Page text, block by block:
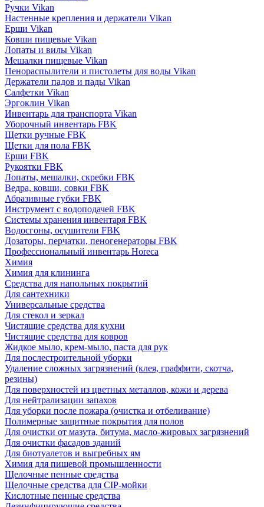
Ручки Vikan
Настенные крепления и держатели Vikan
Ерши Vikan
Ковши пищевые Vikan
Лопаты и вилы Vikan
Мешалки пищевые Vikan
Пенораспылители и пистолеты для воды Vikan
Держатели падов и пады Vikan
Салфетки Vikan
Эргоклин Vikan
Инвентарь для транспорта Vikan
Уборочный инвентарь FBK
Щетки ручные FBK
Щетки для пола FBK
Ерши FBK
Рукоятки FBK
Лопаты, мешалки, скребки FBK
Ведра, ковши, совки FBK
Абразивные губки FBK
Инструмент с водоподачей FBK
Системы хранения инвентаря FBK
Водосгоны, осушители FBK
Дозаторы, перчатки, пеногенераторы FBK
Профессиональный инвентарь Horeca
Химия
Химия для клининга
Средства для напольных покрытий
Для сантехники
Универсальные средства
Для стекол и зеркал
Чистящие средства для кухни
Чистящие средства для ковров
Жидкое мыло, крем-мыло, паста для рук
Для послестроительной уборки
Удаление сложных загрязнений (клея, граффити, скотча,
резины)
Для поверхностей из цветных металлов, кожи и дерева
Для нейтрализации запахов
Для уборки после пожара (очистка и отбеливание)
Полимерные защитные покрытия для полов
Для очистки от мазута, битума, масло-жировых загрязнений
Для очистки фасадов зданий
Для биотуалетов и выгребных ям
Химия для пищевой промышленности
Щелочные пенные средства
Щелочные средства для CIP-мойки
Кислотные пенные средства